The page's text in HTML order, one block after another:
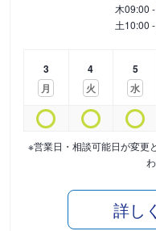
木09:00
土10:00
3
月
4
火
5
水
※営業日・相談可能日が変更
詳し